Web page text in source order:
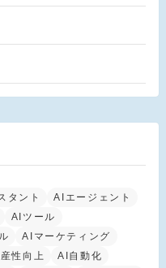
タント
AIエージェント
AIツール
AIマーケティング
性向上
AI自動化